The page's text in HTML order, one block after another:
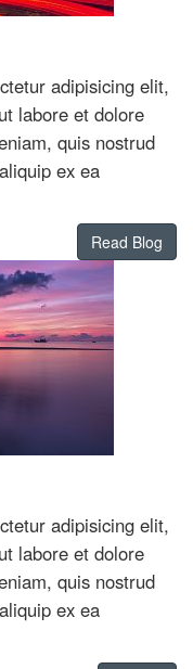
adipisicing elit,
labore et dolore
quis nostrud
ex ea
Read Blog
adipisicing elit,
labore et dolore
quis nostrud
ex ea